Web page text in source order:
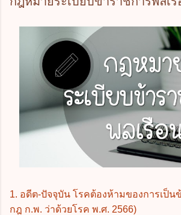
1. อดีต-ปัจจุบัน โรคต้องห้ามของการเป็น
กฎ ก.พ. ว่าด้วยโรค พ.ศ. 2566)